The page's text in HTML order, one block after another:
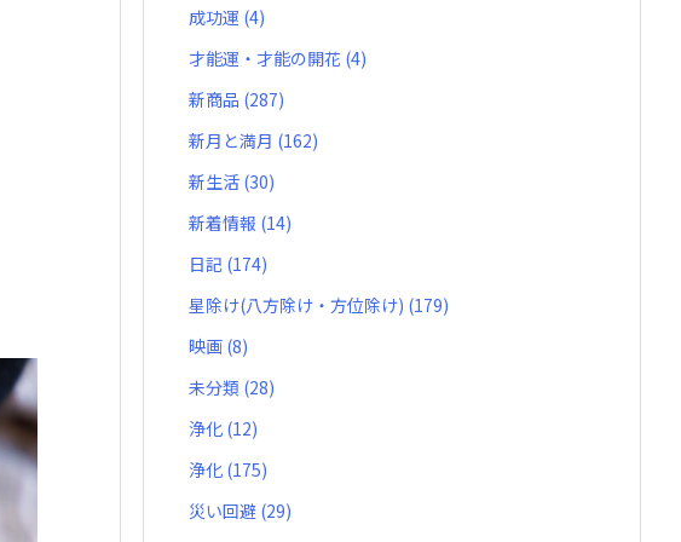
成功運 (4)
才能運・才能の開花 (4)
新商品 (287)
新月と満月 (162)
新生活 (30)
新着情報 (14)
日記 (174)
星除け(八方除け・方位除け) (179)
映画 (8)
未分類 (28)
浄化 (12)
浄化 (175)
災い回避 (29)